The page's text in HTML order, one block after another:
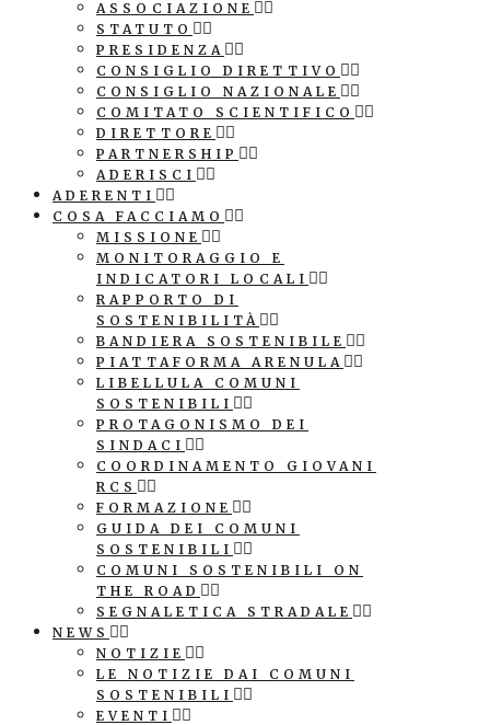
ASSOCIAZIONE
STATUTO
PRESIDENZA
CONSIGLIO DIRETTIVO
CONSIGLIO NAZIONALE
COMITATO SCIENTIFICO
DIRETTORE
PARTNERSHIP
ADERISCI
ADERENTI
COSA FACCIAMO
MISSIONE
MONITORAGGIO E
INDICATORI LOCALI
RAPPORTO DI
SOSTENIBILITÀ
BANDIERA SOSTENIBILE
PIATTAFORMA ARENULA
LIBELLULA COMUNI
SOSTENIBILI
PROTAGONISMO DEI
SINDACI
COORDINAMENTO GIOVANI
RCS
FORMAZIONE
GUIDA DEI COMUNI
SOSTENIBILI
COMUNI SOSTENIBILI ON
THE ROAD
SEGNALETICA STRADALE
NEWS
NOTIZIE
LE NOTIZIE DAI COMUNI
SOSTENIBILI
EVENTI